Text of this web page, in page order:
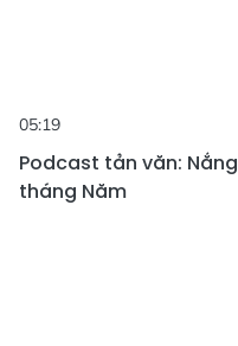
05:19
Podcast tản văn: Nắng
tháng Năm